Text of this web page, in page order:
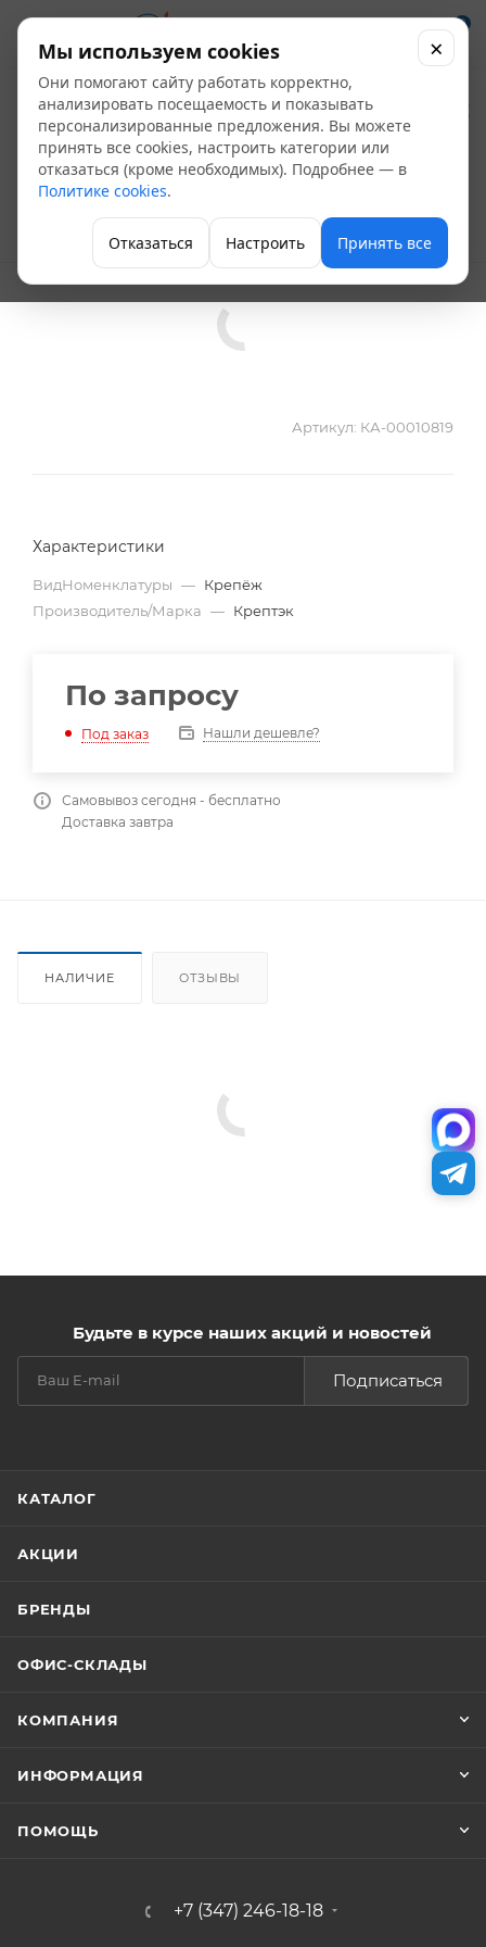
0
Саморезы по
гипсокартону 3,5х16
РН №2 ч/р (вес в гр.)
Саморезы и шурупы
Артикул: КА-00010819
Характеристики
ВидНоменклатуры — Крепёж
Производитель/Марка — Крептэк
По запросу
Под заказ Нашли дешевле?
Самовывоз сегодня - бесплатно
Доставка завтра
НАЛИЧИЕ ОТЗЫВЫ
Будьте в курсе наших акций и новостей
Подписаться
КАТАЛОГ
АКЦИИ
БРЕНДЫ
ОФИС-СКЛАДЫ
КОМПАНИЯ
ИНФОРМАЦИЯ
ПОМОЩЬ
+7 (347) 246-18-18
Мы используем cookies
Они помогают сайту работать корректно,
анализировать посещаемость и показывать
персонализированные предложения. Вы можете
принять все cookies, настроить категории или
отказаться (кроме необходимых). Подробнее — в
Политике cookies.
Отказаться Настроить Принять все
×